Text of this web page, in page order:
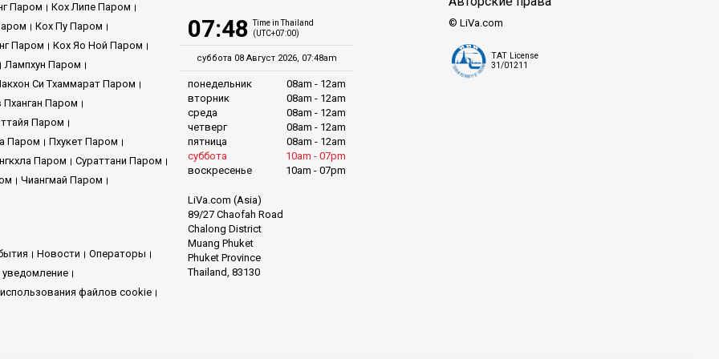
Паром
Кох Липе Паром
Кох Пу Паром
Паром
Кох Яо Ной Паром
Лампхун Паром
Си Тхаммарат Паром
Пханган Паром
Паром
Паром
Пхукет Паром
Паром
Сураттани Паром
Чиангмай Паром
Новости
Операторы
файлов cookie
07:48
Time in Thailand
(UTC+07:00)
суббота 08 Август 2026, 07:48am
понедельник
08am - 12am
вторник
08am - 12am
среда
08am - 12am
четверг
08am - 12am
пятница
08am - 12am
суббота
10am - 07pm
воскресенье
10am - 07pm
LiVa.com (Asia)
89/27 Chaofah Road
Chalong District
Muang Phuket
Phuket Province
Thailand, 83130
© LiVa.com
TAT License
31/01211